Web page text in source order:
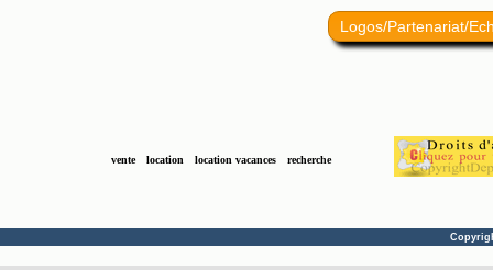
Logos/Partenariat/
vente location location vacances recherche